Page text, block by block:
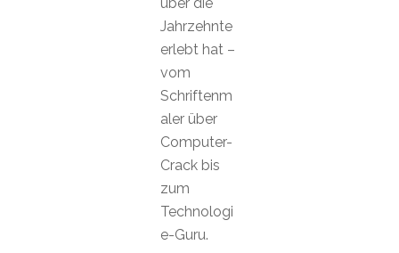
Jahrzehnte
erlebt hat –
vom
Schriftenm
aler über
Computer-
Crack bis
zum
Technologi
e-Guru.